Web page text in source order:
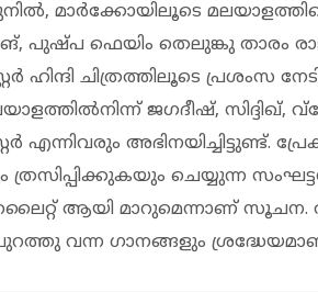
മാർക്കോയിലൂടെ
പുഷ്പ ഫെയിം തെലുങ്കു താരം
ഹിന്ദി ചിത്രത്തിലൂടെ പ്രശംസ
ജഗദീഷ്,
എന്നിവരും അഭിനയിച്ചിട്ടുണ്ട്.
ത്രസിപ്പിക്കുകയും ചെയ്യുന്ന
ആയി മാറുമെന്നാണ് സൂചന.
പുറത്തു വന്ന ഗാനങ്ങളും